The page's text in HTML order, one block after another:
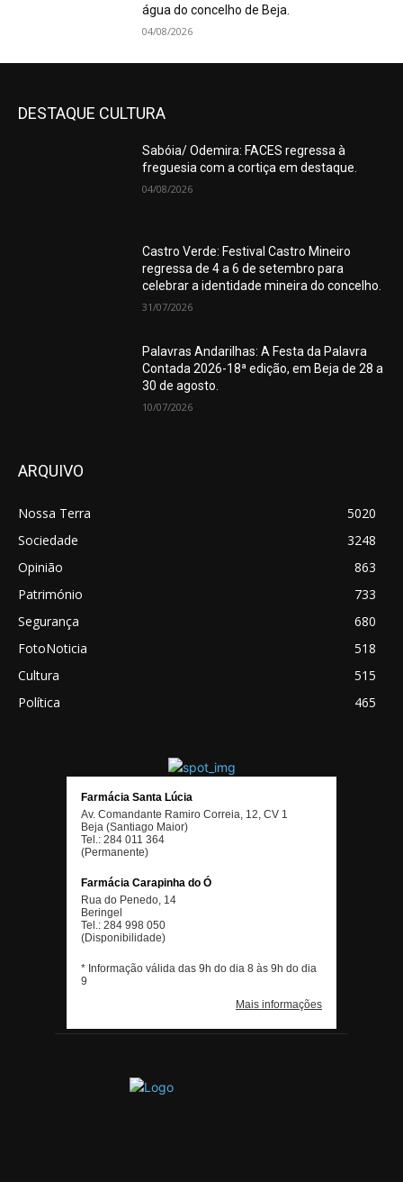
água do concelho de Beja.
04/08/2026
DESTAQUE CULTURA
Sabóia/ Odemira: FACES regressa à
freguesia com a cortiça em destaque.
04/08/2026
Castro Verde: Festival Castro Mineiro
regressa de 4 a 6 de setembro para
celebrar a identidade mineira do concelho.
31/07/2026
Palavras Andarilhas: A Festa da Palavra
Contada 2026-18ª edição, em Beja de 28 a
30 de agosto.
10/07/2026
ARQUIVO
Nossa Terra
5020
Sociedade
3248
Opinião
863
Património
733
Segurança
680
FotoNoticia
518
Cultura
515
Política
465